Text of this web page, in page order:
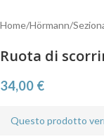
Home/Hörmann/
Ruota di
34,00 €
Questo prodotto